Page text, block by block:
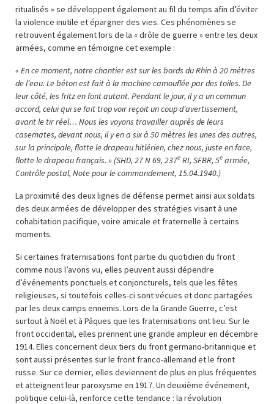
ritualisés » se développent également au fil du temps afin d’éviter
la violence inutile et épargner des vies. Ces phénomènes se
retrouvent également lors de la « drôle de guerre » entre les deux
armées, comme en témoigne cet exemple :
«En ce moment, notre chantier est sur les bords du Rhin à 20 mètres
de l’eau. Le béton est fait à la machine camouflée par des toiles. De
leur côté, les fritz en font autant. Pendant le jour, il y a un commun
accord, celui qui se fait trop voir reçoit un coup d’avertissement,
avant le tir réel… Nous les voyons travailler auprès de leurs
casemates, devant nous, il y en a six à 50 mètres les unes des autres,
sur la principale, flotte le drapeau hitlérien, chez nous, juste en face,
flotte le drapeau français. » (SHD, 27 N 69, 237e RI, SFBR, 5e armée,
Contrôle postal, Note pour le commandement, 15.04.1940.)
La proximité des deux lignes de défense permet ainsi aux soldats
des deux armées de développer des stratégies visant à une
cohabitation pacifique, voire amicale et fraternelle à certains
moments.
Si certaines fraternisations font partie du quotidien du front
comme nous l’avons vu, elles peuvent aussi dépendre
d’événements ponctuels et conjoncturels, tels que les fêtes
religieuses, si toutefois celles-ci sont vécues et donc partagées
par les deux camps ennemis. Lors de la Grande Guerre, c’est
surtout à Noël et à Pâques que les fraternisations ont lieu. Sur le
front occidental, elles prennent une grande ampleur en décembre
1914. Elles concernent deux tiers du front germano-britannique et
sont aussi présentes sur le front franco-allemand et le front
russe. Sur ce dernier, elles deviennent de plus en plus fréquentes
et atteignent leur paroxysme en 1917. Un deuxième événement,
politique celui-là, renforce cette tendance : la révolution